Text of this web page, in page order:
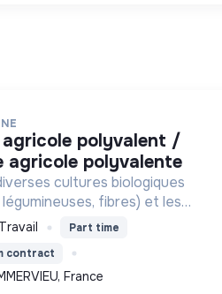
agricole polyvalente
cultures biologiques
fibres) et les
en favorisant la biodiversité, la
sols et l'emploi local durable.
Part time
contract
France